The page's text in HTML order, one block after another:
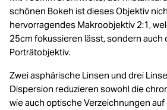
schönen Bokeh ist dieses Objektiv
hervorragendes Makroobjektiv 2:1,
25cm fokussieren lässt, sondern auch
Porträtobjektiv.
Zwei asphärische Linsen und drei
Dispersion reduzieren sowohl die
wie auch optische Verzeichnungen